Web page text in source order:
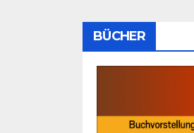
BÜCHER